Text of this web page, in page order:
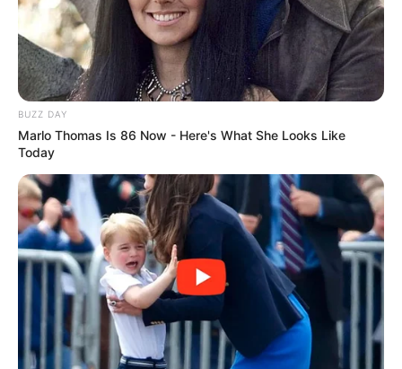
BUZZ DAY
Marlo Thomas Is 86 Now - Here's What She Looks Like
Today